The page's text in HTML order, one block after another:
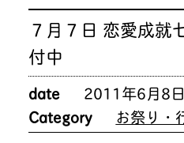
７月７日 恋愛成
付中
date
2011年6月8日
Category
お祭り・